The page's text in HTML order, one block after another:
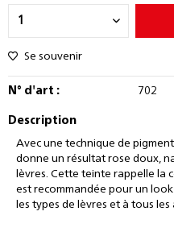
Se souvenir
N° d'art : 702
Description
Avec une technique de
donne un résultat rose doux,
lèvres. Cette teinte rappelle la
est recommandée pour un
les types de lèvres et à tous les